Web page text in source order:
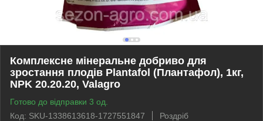
Комплексне мінеральне добриво для
зростання плодів Plantafol (Плантафол), 1кг,
NPK 20.20.20, Valagro
Готово до відправки 3 од.
Код: SKU-1338613618-1727551847
Роздріб